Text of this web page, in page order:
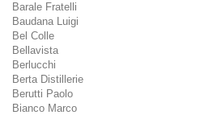
Barale Fratelli
Baudana Luigi
Bel Colle
Bellavista
Berlucchi
Berta Distillerie
Berutti Paolo
Bianco Marco